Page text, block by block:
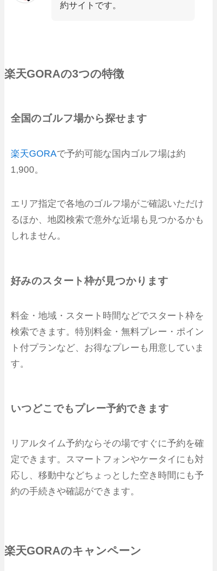
約サイトです。
楽天GORAの3つの特徴
全国のゴルフ場から探せます
楽天GORAで予約可能な国内ゴルフ場は約
1,900。
エリア指定で各地のゴルフ場がご確認いただけ
るほか、地図検索で意外な近場も見つかるかも
しれません。
好みのスタート枠が見つかります
料金・地域・スタート時間などでスタート枠を
検索できます。特別料金・無料プレー・ポイン
ト付プランなど、お得なプレーも用意していま
す。
いつどこでもプレー予約できます
リアルタイム予約ならその場ですぐに予約を確
定できます。スマートフォンやケータイにも対
応し、移動中などちょっとした空き時間にも予
約の手続きや確認ができます。
楽天GORAのキャンペーン